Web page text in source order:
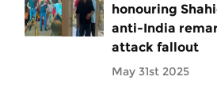
honouring
anti-India
attack fallout
May 31st 2025